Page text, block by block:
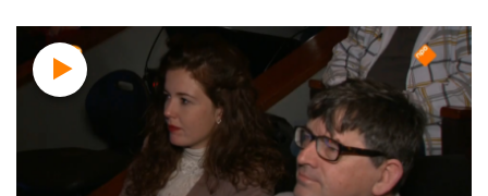
geen vertrouwen